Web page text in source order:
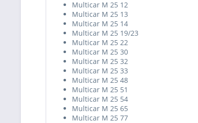
Multicar M 25 12
Multicar M 25 13
Multicar M 25 14
Multicar M 25 19/23
Multicar M 25 22
Multicar M 25 30
Multicar M 25 32
Multicar M 25 33
Multicar M 25 48
Multicar M 25 51
Multicar M 25 54
Multicar M 25 65
Multicar M 25 77